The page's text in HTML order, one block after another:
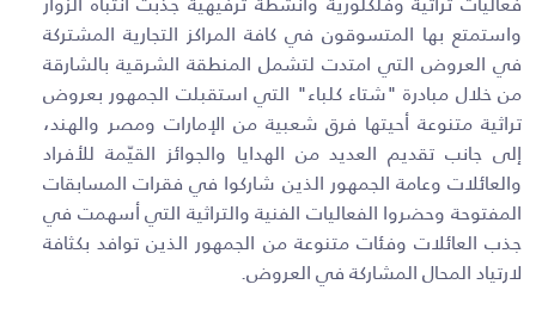
واستمتع بها المتسوقون في كافة المراكز التجارية المشتركة
في العروض التي امتدت لتشمل المنطقة الشرقية بالشارقة
من خلال مبادرة "شتاء كلباء" التي استقبلت الجمهور بعروض
تراثية متنوعة أحيتها فرق شعبية من الإمارات ومصر والهند،
إلى جانب تقديم العديد من الهدايا والجوائز القيّمة للأفراد
والعائلات وعامة الجمهور الذين شاركوا في فقرات المسابقات
المفتوحة وحضروا الفعاليات الفنية والتراثية التي أسهمت في
جذب العائلات وفئات متنوعة من الجمهور الذين توافد بكثافة
لارتياد المحال المشاركة في العروض.